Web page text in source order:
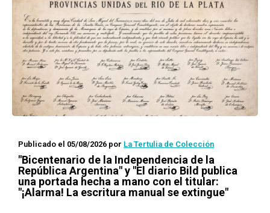
Publicado el 05/08/2026 por La Tertulia de Colección
"Bicentenario de la Independencia de la
República Argentina" y "El diario Bild publica
una portada hecha a mano con el titular:
"¡Alarma! La escritura manual se extingue"